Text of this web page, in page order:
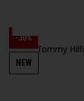
-30%
NEW
Tommy